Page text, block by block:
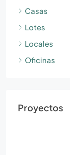
Casas
Lotes
Locales
Oficinas
Proyectos